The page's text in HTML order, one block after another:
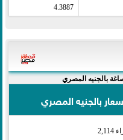
4.3887
بالجنيه المصري
بالجنيه المصري